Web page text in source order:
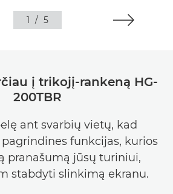
1 / 5
į trikojį-rankeną HG-
200TBR
ant svarbių vietų, kad
funkcijas, kurios
pranašumą jūsų turiniui,
stabdyti slinkimą ekranu.